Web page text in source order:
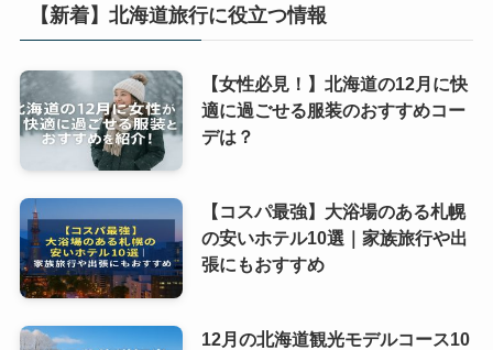
【新着】北海道旅行に役立つ情報
【女性必見！】北海道の12月に快
適に過ごせる服装のおすすめコー
デは？
【コスパ最強】大浴場のある札幌
の安いホテル10選｜家族旅行や出
張にもおすすめ
12月の北海道観光モデルコース10